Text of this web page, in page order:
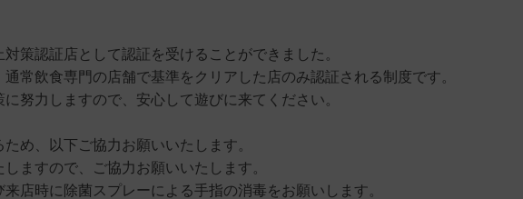
策認証店として認証を受けることができました。
常飲食専門の店舗で基準をクリアした店のみ認証される制度です。
努力しますので、安心して遊びに来てください。
め、以下ご協力お願いいたします。
しますので、ご協力お願いいたします。
来店時に除菌スプレーによる手指の消毒をお願いします。